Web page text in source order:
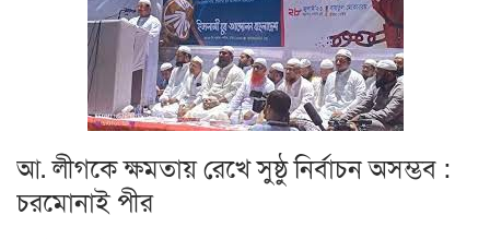
আ. লীগকে ক্ষমতায় রেখে সুষ্ঠু নির্বাচন অসম্ভব :
চরমোনাই পীর